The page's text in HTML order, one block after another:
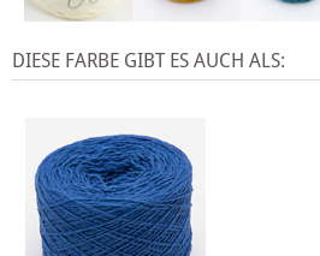
DIESE FARBE GIBT ES AUCH ALS: